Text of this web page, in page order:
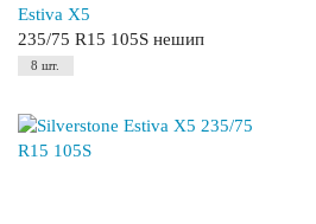
Estiva X5
235/75 R15 105S нешип
8 шт.